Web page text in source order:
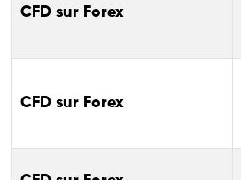
CFD sur Forex
CFD sur Forex